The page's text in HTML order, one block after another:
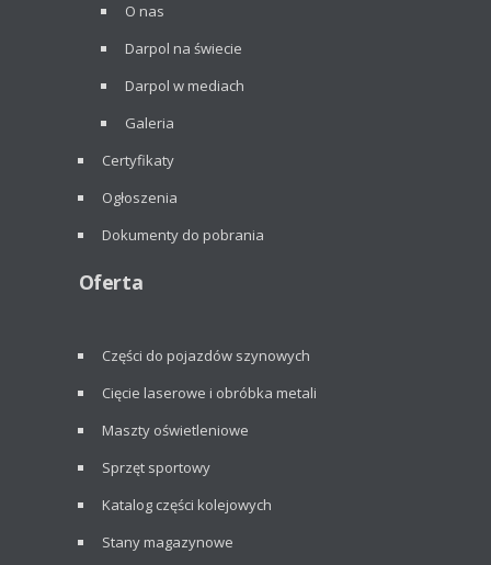
O nas
Darpol na świecie
Darpol w mediach
Galeria
Certyfikaty
Ogłoszenia
Dokumenty do pobrania
Oferta
Części do pojazdów szynowych
Cięcie laserowe i obróbka metali
Maszty oświetleniowe
Sprzęt sportowy
Katalog części kolejowych
Stany magazynowe